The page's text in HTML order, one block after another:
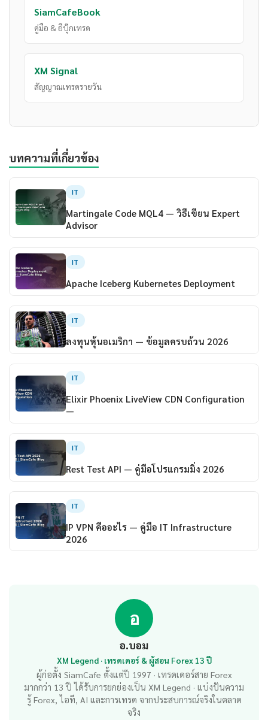
SiamCafeBook
คู่มือ & อีบุ๊กเทรด
XM Signal
สัญญาณเทรดรายวัน
บทความที่เกี่ยวข้อง
IT
Martingale Code MQL4 — วิธีเขียน Expert
Advisor
IT
Apache Iceberg Kubernetes Deployment
IT
ลงทุนหุ้นอเมริกา — ข้อมูลครบถ้วน 2026
IT
Elixir Phoenix LiveView CDN Configuration
—
IT
Rest Test API — คู่มือโปรแกรมมิ่ง 2026
IT
IP VPN คืออะไร — คู่มือ IT Infrastructure
2026
อ
อ.บอม
XM Legend · เทรดเดอร์ & ผู้สอน Forex 13 ปี
ผู้ก่อตั้ง SiamCafe ตั้งแต่ปี 1997 · เทรดเดอร์สาย Forex
มากกว่า 13 ปี ได้รับการยกย่องเป็น XM Legend · แบ่งปันความ
รู้ Forex, ไอที, AI และการเทรด จากประสบการณ์จริงในตลาด
จริง